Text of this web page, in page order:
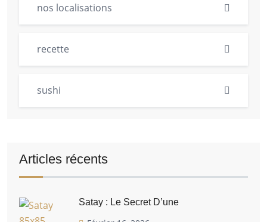
nos localisations
recette
sushi
Articles récents
Satay : Le Secret D’une